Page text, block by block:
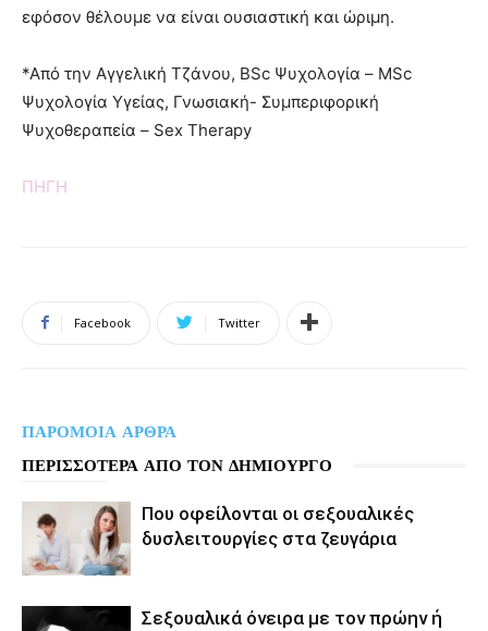
εφόσον θέλουμε να είναι ουσιαστική και ώριμη.
*Aπό την Αγγελική Τζάνου, BSc Ψυχολογία – MSc
Ψυχολογία Υγείας, Γνωσιακή- Συμπεριφορική
Ψυχοθεραπεία – Sex Therapy
ΠΗΓΗ
Facebook Twitter
ΠΑΡΟΜΟΙΑ ΑΡΘΡΑ
ΠΕΡΙΣΣΟΤΕΡΑ ΑΠΟ ΤΟΝ ΔΗΜΙΟΥΡΓΟ
Που οφείλονται οι σεξουαλικές
δυσλειτουργίες στα ζευγάρια
Σεξουαλικά όνειρα με τον πρώην ή